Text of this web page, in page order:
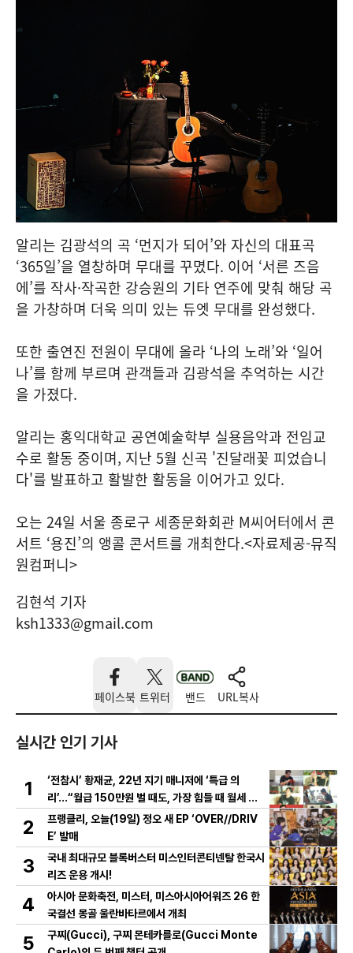
알리는 김광석의 곡 ‘먼지가 되어’와 자신의 대표곡
‘365일’을 열창하며 무대를 꾸몄다. 이어 ‘서른 즈음
에’를 작사·작곡한 강승원의 기타 연주에 맞춰 해당 곡
을 가창하며 더욱 의미 있는 듀엣 무대를 완성했다.
또한 출연진 전원이 무대에 올라 ‘나의 노래’와 ‘일어
나’를 함께 부르며 관객들과 김광석을 추억하는 시간
을 가졌다.
알리는 홍익대학교 공연예술학부 실용음악과 전임교
수로 활동 중이며, 지난 5월 신곡 '진달래꽃 피었습니
다'를 발표하고 활발한 활동을 이어가고 있다.
오는 24일 서울 종로구 세종문화회관 M씨어터에서 콘
서트 ‘용진’의 앵콜 콘서트를 개최한다.<자료제공-뮤직
원컴퍼니>
김현석 기자
ksh1333@gmail.com
페이스북 트위터 밴드 URL복사
실시간 인기 기사
1
‘전참시’ 황재균, 22년 지기 매니저에 ‘특급 의
리’...“월급 150만원 벌 때도, 가장 힘들 때 월세 대
신 내줘” 미담 大방출
2
프랭클리, 오늘(19일) 정오 새 EP ‘OVER//DRIV
E’ 발매
3
국내 최대규모 블록버스터 미스인터콘티넨탈 한국시
리즈 운용 개시!
4
아시아 문화축전, 미스터, 미스아시아어워즈 26 한
국결선 몽골 울란바타르에서 개최
5
구찌(Gucci), 구찌 몬테카를로(Gucci Monte